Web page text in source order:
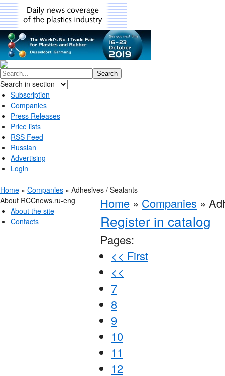
Search in section
Subscription
Companies
Press Releases
Price lists
RSS Feed
Russian
Advertising
Login
Home » Companies » Adhesives / Sealants
About RCCnews.ru-eng
About the site
Contacts
Home » Companies »
Register in catalog
Pages:
<< First
<<
7
8
9
10
11
12